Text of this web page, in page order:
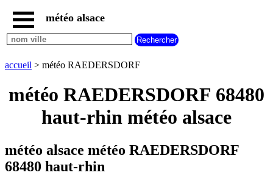
accueil
radar
RAEDERSDORF
météo
alsace
carte
météo
météo alsace
accueil > météo RAEDERSDORF
météo RAEDERSDORF 68480
haut-rhin météo alsace
météo alsace météo RAEDERSDORF
68480 haut-rhin